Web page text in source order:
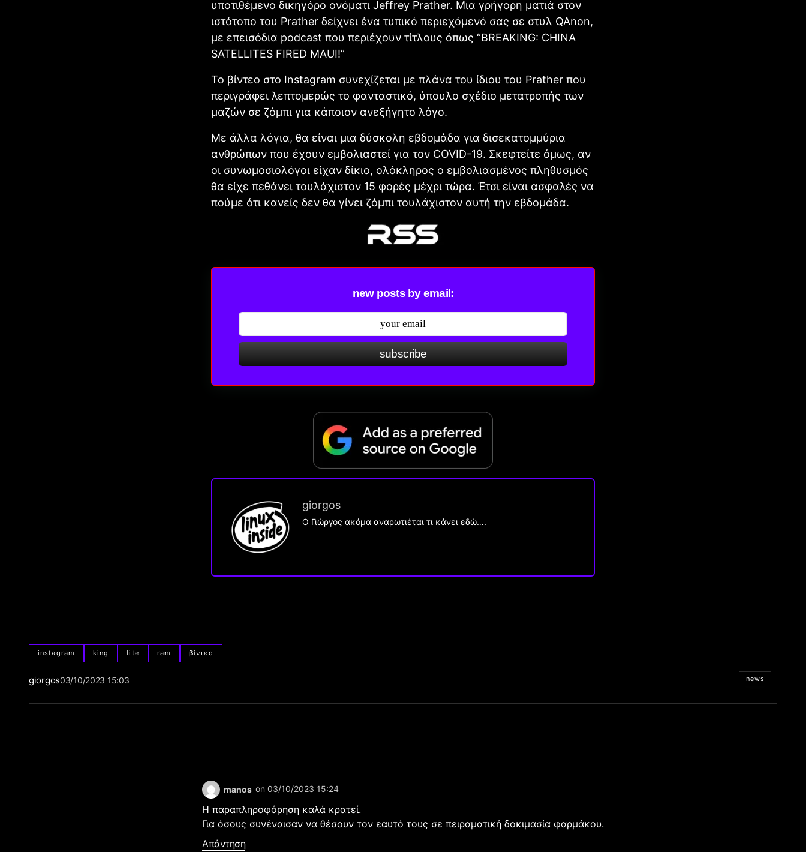
υποτιθέμενο δικηγόρο ονόματι Jeffrey Prather. Μια γρήγορη ματιά στον
ιστότοπο του Prather δείχνει ένα τυπικό περιεχόμενό σας σε στυλ QAnon,
με επεισόδια podcast που περιέχουν τίτλους όπως “BREAKING: CHINA
SATELLITES FIRED MAUI!”
Το βίντεο στο Instagram συνεχίζεται με πλάνα του ίδιου του Prather που
περιγράφει λεπτομερώς το φανταστικό, ύπουλο σχέδιο μετατροπής των
μαζών σε ζόμπι για κάποιον ανεξήγητο λόγο.
Με άλλα λόγια, θα είναι μια δύσκολη εβδομάδα για δισεκατομμύρια
ανθρώπων που έχουν εμβολιαστεί για τον COVID-19. Σκεφτείτε όμως, αν
οι συνωμοσιολόγοι είχαν δίκιο, ολόκληρος ο εμβολιασμένος πληθυσμός
θα είχε πεθάνει τουλάχιστον 15 φορές μέχρι τώρα. Έτσι είναι ασφαλές να
πούμε ότι κανείς δεν θα γίνει ζόμπι τουλάχιστον αυτή την εβδομάδα.
new posts by email:
subscribe
giorgos
Ο Γιώργος ακόμα αναρωτιέται τι κάνει εδώ….
instagram king lite ram βίντεο
giorgos03/10/2023 15:03 news
manos on 03/10/2023 15:24
Η παραπληροφόρηση καλά κρατεί.
Για όσους συνέναισαν να θέσουν τον εαυτό τους σε πειραματική δοκιμασία φαρμάκου.
Απάντηση